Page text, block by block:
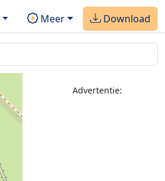
Meer Download
Advertentie: